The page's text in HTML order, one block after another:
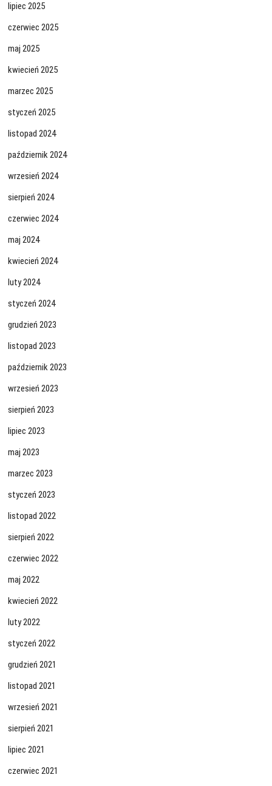
lipiec 2025
czerwiec 2025
maj 2025
kwiecień 2025
marzec 2025
styczeń 2025
listopad 2024
październik 2024
wrzesień 2024
sierpień 2024
czerwiec 2024
maj 2024
kwiecień 2024
luty 2024
styczeń 2024
grudzień 2023
listopad 2023
październik 2023
wrzesień 2023
sierpień 2023
lipiec 2023
maj 2023
marzec 2023
styczeń 2023
listopad 2022
sierpień 2022
czerwiec 2022
maj 2022
kwiecień 2022
luty 2022
styczeń 2022
grudzień 2021
listopad 2021
wrzesień 2021
sierpień 2021
lipiec 2021
czerwiec 2021